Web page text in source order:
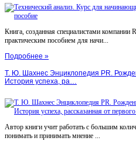
Книга, созданная специалистами компании
практическим пособием для начи...
Подробнее »
Т. Ю. Шахнес Энциклопедия PR.
История успеха, ра…
Автор книги учит работать с большим
понимать и принимать мнение ...